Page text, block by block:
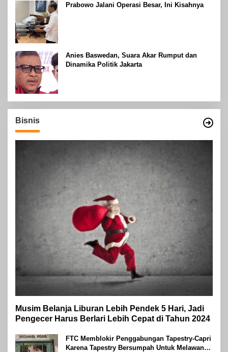
Prabowo Jalani Operasi Besar, Ini Kisahnya
Anies Baswedan, Suara Akar Rumput dan
Dinamika Politik Jakarta
Bisnis
Musim Belanja Liburan Lebih Pendek 5 Hari, Jadi
Pengecer Harus Berlari Lebih Cepat di Tahun 2024
FTC Memblokir Penggabungan Tapestry-Capri
Karena Tapestry Bersumpah Untuk Melawan